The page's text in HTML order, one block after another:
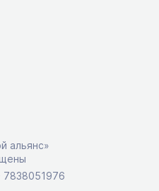
альянс»
7838051976